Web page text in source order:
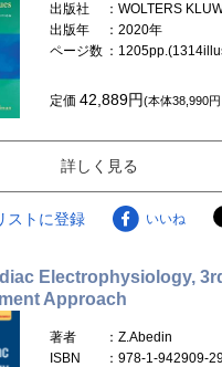
出版社
：WOLTERS
出版年
：2020年
ページ数 ：
定価42,889円(本体38,990
詳しく見る
ストに登録 いいね
Electrophysiology,
Approach
著者
：Z.Abedin
ISBN
：978-1-942909-